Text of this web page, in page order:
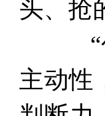
头、抢
“作
主动性